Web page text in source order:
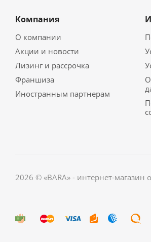
Компания
О компании
Акции и новости
Лизинг и рассрочка
Франшиза
Иностранным партнерам
2026 © «BARA» - интернет-